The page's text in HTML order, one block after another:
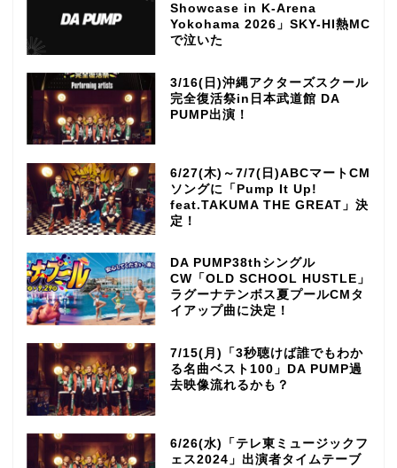
Showcase in K-Arena
Yokohama 2026」SKY-HI熱MC
で泣いた
3/16(日)沖縄アクターズスクール
完全復活祭in日本武道館 DA
PUMP出演！
6/27(木)～7/7(日)ABCマートCM
ソングに「Pump It Up!
feat.TAKUMA THE GREAT」決
定！
DA PUMP38thシングル
CW「OLD SCHOOL HUSTLE」
ラグーナテンボス夏プールCMタ
イアップ曲に決定！
7/15(月)「3秒聴けば誰でもわか
る名曲ベスト100」DA PUMP過
去映像流れるかも？
6/26(水)「テレ東ミュージックフ
ェス2024」出演者タイムテーブ